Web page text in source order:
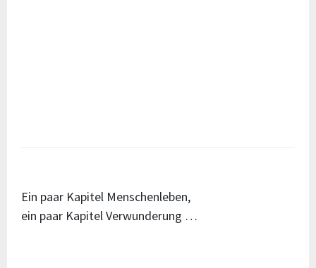
Ein paar Kapitel Menschenleben,
ein paar Kapitel Verwunderung …